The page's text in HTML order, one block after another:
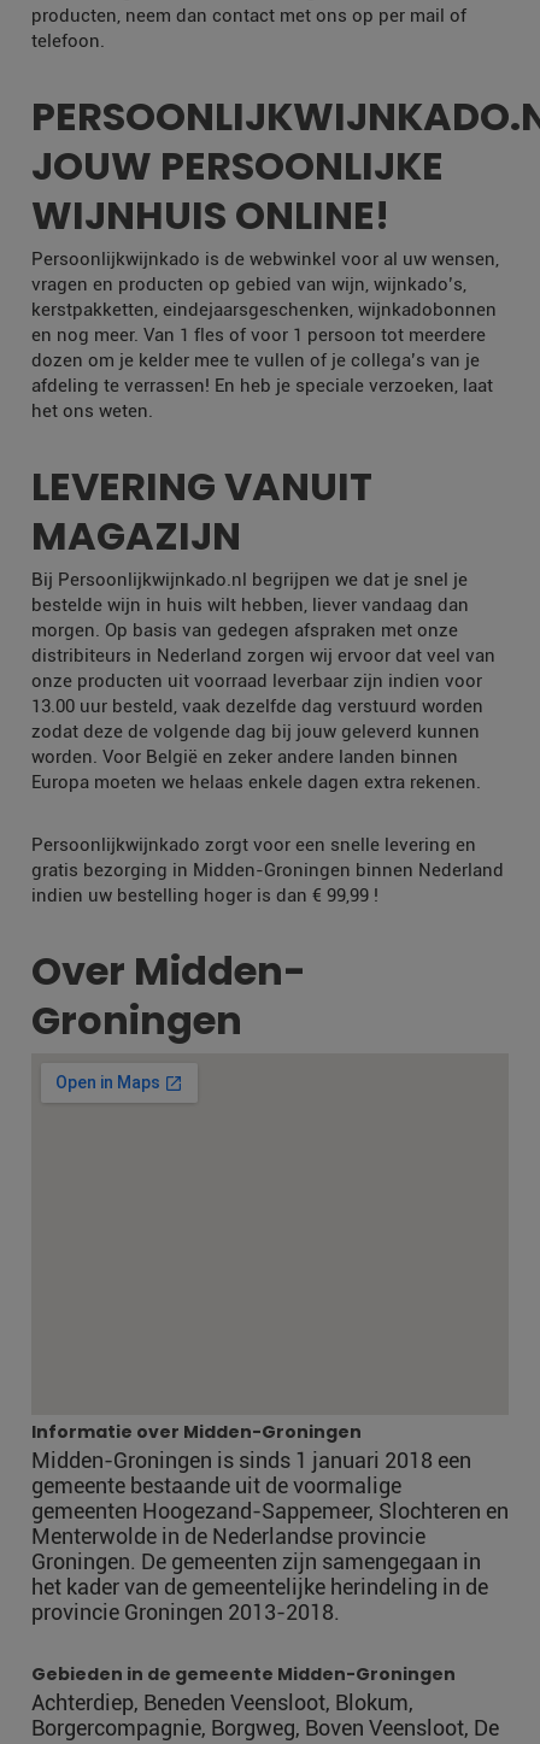
producten, neem dan contact met ons op per mail of
telefoon.
JOUW PERSOONLIJKE
WIJNHUIS ONLINE!
Persoonlijkwijnkado is de webwinkel voor al uw wensen,
vragen en producten op gebied van wijn, wijnkado’s,
kerstpakketten, eindejaarsgeschenken, wijnkadobonnen
en nog meer. Van 1 fles of voor 1 persoon tot meerdere
dozen om je kelder mee te vullen of je collega’s van je
afdeling te verrassen! En heb je speciale verzoeken, laat
het ons weten.
LEVERING VANUIT
MAGAZIJN
Bij Persoonlijkwijnkado.nl begrijpen we dat je snel je
bestelde wijn in huis wilt hebben, liever vandaag dan
morgen. Op basis van gedegen afspraken met onze
distribiteurs in Nederland zorgen wij ervoor dat veel van
onze producten uit voorraad leverbaar zijn indien voor
13.00 uur besteld, vaak dezelfde dag verstuurd worden
zodat deze de volgende dag bij jouw geleverd kunnen
worden. Voor België en zeker andere landen binnen
Europa moeten we helaas enkele dagen extra rekenen.
Persoonlijkwijnkado zorgt voor een snelle levering en
gratis bezorging in Midden-Groningen binnen Nederland
indien uw bestelling hoger is dan € 99,99 !
Over Midden-
Groningen
Informatie over Midden-Groningen
Midden-Groningen is sinds 1 januari 2018 een
gemeente bestaande uit de voormalige
gemeenten Hoogezand-Sappemeer, Slochteren en
Menterwolde in de Nederlandse provincie
Groningen. De gemeenten zijn samengegaan in
het kader van de gemeentelijke herindeling in de
provincie Groningen 2013-2018.
Gebieden in de gemeente Midden-Groningen
Achterdiep, Beneden Veensloot, Blokum,
Borgercompagnie, Borgweg, Boven Veensloot, De